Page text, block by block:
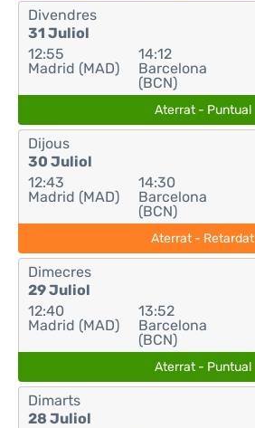
Divendres
31 Juliol
12:55
Madrid (MAD)
14:12
Barcelona
(BCN)
Aterrat - Puntual
Dijous
30 Juliol
12:43
Madrid (MAD)
14:30
Barcelona
(BCN)
Aterrat - Retardat
Dimecres
29 Juliol
12:40
Madrid (MAD)
13:52
Barcelona
(BCN)
Aterrat - Puntual
Dimarts
28 Juliol